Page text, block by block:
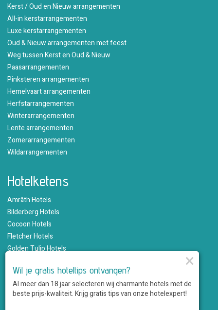
Kerst / Oud en Nieuw arrangementen
All-in kerstarrangementen
Luxe kerstarrangementen
Oud & Nieuw arrangementen met feest
Weg tussen Kerst en Oud & Nieuw
Paasarrangementen
Pinksteren arrangementen
Hemelvaart arrangementen
Herfstarrangementen
Winterarrangementen
Lente arrangementen
Zomerarrangementen
Wildarrangementen
Hotelketens
Amrâth Hotels
Bilderberg Hotels
Cocoon Hotels
Fletcher Hotels
Golden Tulip Hotels
Martin's Hotels
Romantik Hotels
Saillant Hotels
×
Wil je gratis hoteltips ontvangen?
Al meer dan 18 jaar selecteren wij charmante hotels met de
beste prijs-kwaliteit. Krijg gratis tips van onze hotelexpert!